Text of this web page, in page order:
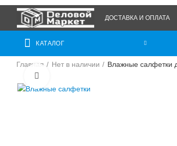
ДОСТАВКА И ОПЛАТА
КАТАЛОГ
Главная Нет в наличии Влажные салфетки